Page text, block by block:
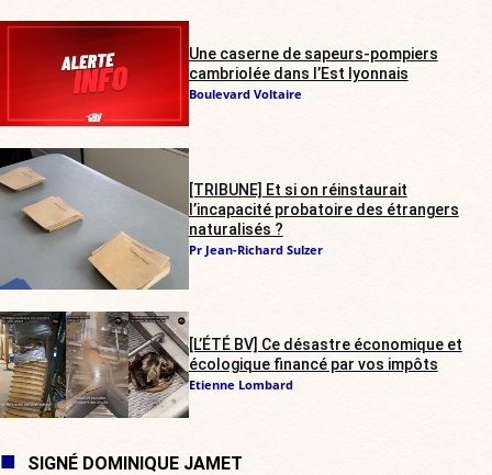
Une caserne de sapeurs-pompiers
cambriolée dans l’Est lyonnais
Boulevard Voltaire
[TRIBUNE] Et si on réinstaurait
l’incapacité probatoire des étrangers
naturalisés ?
Pr Jean-Richard Sulzer
[L’ÉTÉ BV] Ce désastre économique et
écologique financé par vos impôts
Etienne Lombard
SIGNÉ DOMINIQUE JAMET